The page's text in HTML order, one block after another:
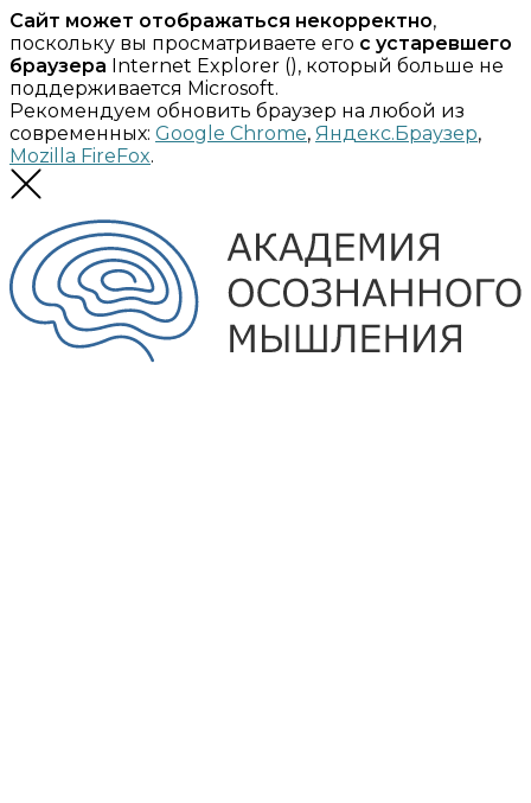
Сайт может отображаться некорректно,
поскольку вы просматриваете его с устаревшего
браузера Internet Explorer (), который больше не
поддерживается Microsoft.
Рекомендуем обновить браузер на любой из
современных: Google Chrome, Яндекс.Браузер,
Mozilla FireFox.